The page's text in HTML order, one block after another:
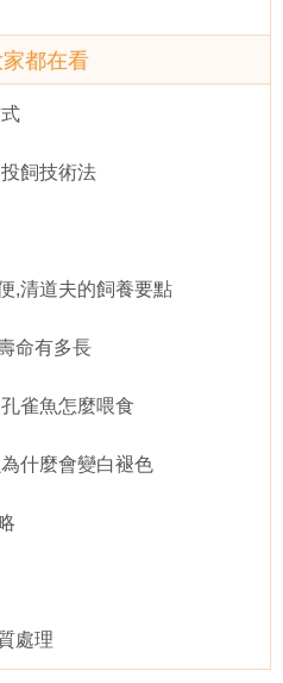
家都在看
飼技術法
,清道夫的飼養要點
命有多長
雀魚怎麼喂食
什麼會變白褪色
處理